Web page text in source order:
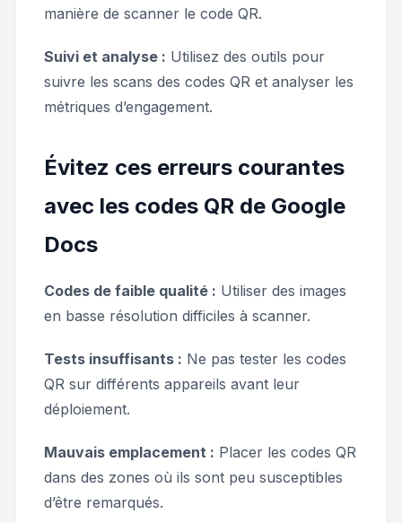
manière de scanner le code QR.
Suivi et analyse : Utilisez des outils pour
suivre les scans des codes QR et analyser les
métriques d’engagement.
Évitez ces erreurs courantes
avec les codes QR de Google
Docs
Codes de faible qualité : Utiliser des images
en basse résolution difficiles à scanner.
Tests insuffisants : Ne pas tester les codes
QR sur différents appareils avant leur
déploiement.
Mauvais emplacement : Placer les codes QR
dans des zones où ils sont peu susceptibles
d’être remarqués.